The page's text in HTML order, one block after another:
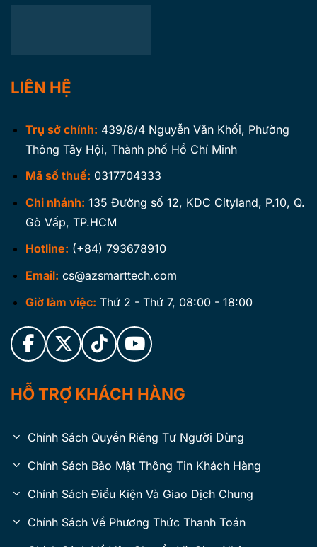
LIÊN HỆ
Trụ sở chính: 439/8/4 Nguyễn Văn Khối, Phường
Thông Tây Hội, Thành phố Hồ Chí Minh
Mã số thuế: 0317704333
Chi nhánh: 135 Đường số 12, KDC Cityland, P.10, Q.
Gò Vấp, TP.HCM
Hotline: (+84) 793678910
Email: cs@azsmarttech.com
Giờ làm việc: Thứ 2 - Thứ 7, 08:00 - 18:00
HỖ TRỢ KHÁCH HÀNG
Chính Sách Quyền Riêng Tư Người Dùng
Chính Sách Bảo Mật Thông Tin Khách Hàng
Chính Sách Điều Kiện Và Giao Dịch Chung
Chính Sách Về Phương Thức Thanh Toán